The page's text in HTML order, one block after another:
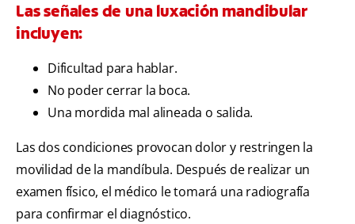
Las señales de una luxación mandibular
incluyen:
Dificultad para hablar.
No poder cerrar la boca.
Una mordida mal alineada o salida.
Las dos condiciones provocan dolor y restringen la
movilidad de la mandíbula. Después de realizar un
examen físico, el médico le tomará una radiografía
para confirmar el diagnóstico.